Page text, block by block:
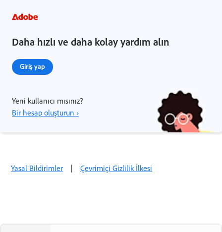
Daha hızlı ve daha kolay yardım alın
Giriş yap
Yeni kullanıcı mısınız?
Bir hesap oluşturun ›
Yasal Bildirimler | Çevrimiçi Gizlilik İlkesi